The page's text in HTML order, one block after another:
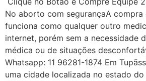
No aborto com segurançaA
funciona como qualquer outro
internet, porém sem a necessidade
médica ou de situações
Whatsapp: 11 96281-1874 Em
uma cidade localizada no estado do
(879121****
http://
Deve ser um
mesmo
22/05/2026